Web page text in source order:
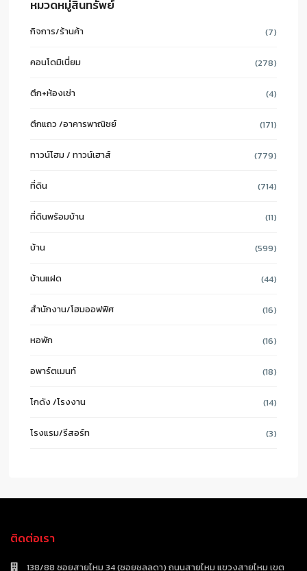
หมวดหมู่สินทรัพย์
กิจการ/ร้านค้า (7)
คอนโดมิเนี่ยม (278)
ตึก+ห้องเช่า (4)
ตึกแถว /อาคารพาณิชย์ (171)
ทาวน์โฮม / ทาวน์เฮาส์ (779)
ที่ดิน (714)
ที่ดินพร้อมบ้าน (11)
บ้าน (599)
บ้านแฝด (44)
สำนักงาน/โฮมออฟฟิศ (16)
หอพัก (16)
อพาร์ตเมนท์ (18)
โกดัง /โรงงาน (14)
โรงแรม/รีสอร์ท (3)
ติดต่อเรา
138/88 ซอยสายไหม 34 (ซอยชลลดา) ถนนสายไหม แขวงสายไหม เขต